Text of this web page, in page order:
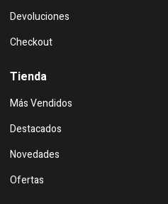
Devoluciones
Checkout
Tienda
Más Vendidos
Destacados
Novedades
Ofertas